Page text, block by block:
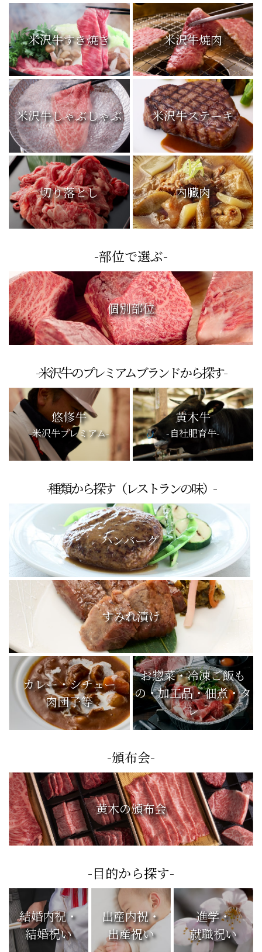
米沢牛すき焼き 米沢牛焼肉
米沢牛しゃぶしゃぶ 米沢牛ステーキ
切り落とし 内臓肉
-部位で選ぶ-
個別部位
-米沢牛のプレミアムブランドから探す-
悠修牛
-米沢牛プレミアム-
黄木牛
-自社肥育牛-
-種類から探す（レストランの味）-
ハンバーグ
すみれ漬け
カレー・シチュー
肉団子等
お惣菜・冷凍ご飯も
の・加工品・佃煮・タ
レ
-頒布会-
黄木の頒布会
-目的から探す-
結婚内祝・
結婚祝い
出産内祝・
出産祝い
進学・
就職祝い